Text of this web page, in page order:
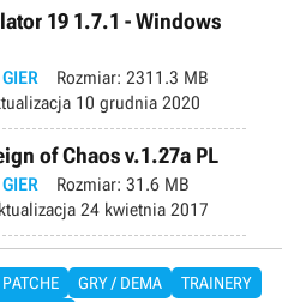
19 1.7.1 - Windows
Rozmiar: 2311.3 MB
10 grudnia 2020
of Chaos v.1.27a PL
Rozmiar: 31.6 MB
24 kwietnia 2017
PATCHE GRY / DEMA
TRAINERY